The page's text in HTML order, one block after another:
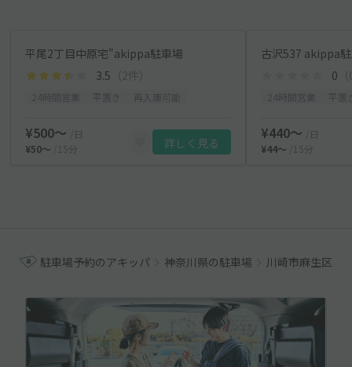
平尾2丁目中原宅"akippa駐車場
3.5 （2件）
¥500〜
/日
¥50〜
/15分 詳しく見る
古沢537 akippa
0
¥440〜
/日
¥44〜
/15分
駐車場予約のアキッパ 神奈川県の駐車場 川崎市麻生区の